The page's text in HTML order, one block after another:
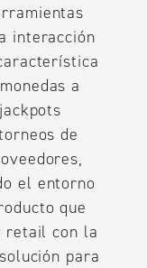
interacción
a
de
el entorno
que
retail con la
para